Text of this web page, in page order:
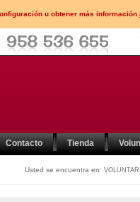
u obtener más información
Contacto Tienda
Usted se encuentra en: